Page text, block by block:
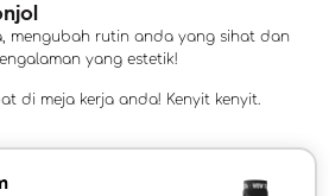
mengubah rutin anda yang sihat dan
yang estetik!
di meja kerja anda! Kenyit kenyit.